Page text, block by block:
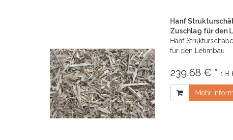
Hanf
Zuschlag für den
Hanf
für den Lehmbau
239,68 € * 1 B
Mehr